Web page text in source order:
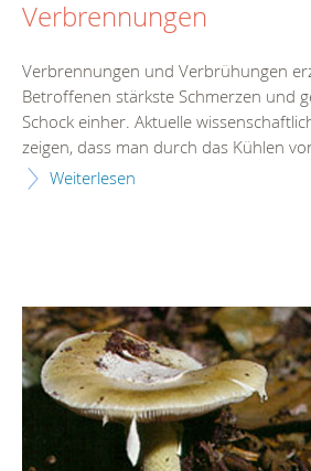
Verbrennungen
Verbrennungen und Verbrühungen
Betroffenen stärkste Schmerzen und
Schock einher. Aktuelle
zeigen, dass man durch das Kühlen
Weiterlesen